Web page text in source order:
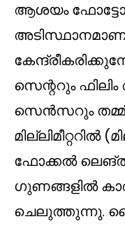
ആശയം
സെന്ററും
സെൻസറും
മില്ലിമീറ്ററിൽ
ഫോക്കൽ
ഗുണങ്ങളിൽ
ചെലുത്തുന്നു.